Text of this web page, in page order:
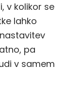
v kolikor se
lahko
pa
v samem